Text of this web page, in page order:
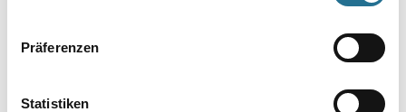
Präferenzen
Statistiken